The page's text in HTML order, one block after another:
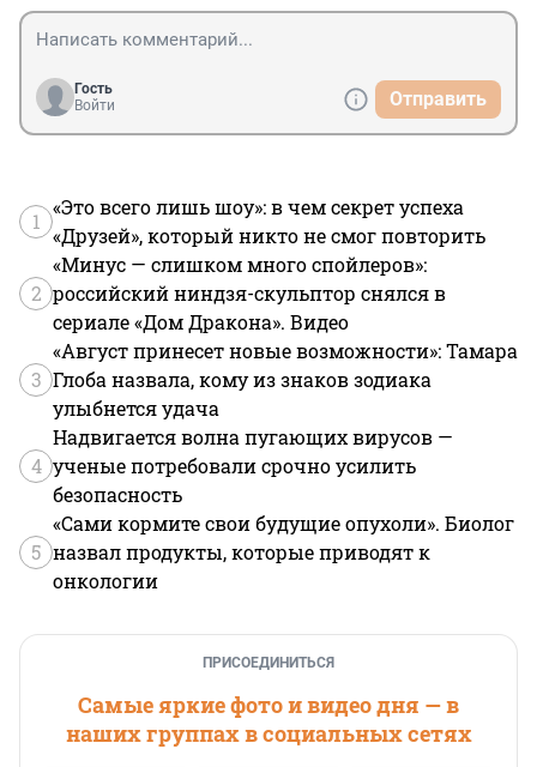
Гость
Войти
Отправить
1
«Это всего лишь шоу»: в чем секрет успеха
«Друзей», который никто не смог повторить
2
«Минус — слишком много спойлеров»:
российский ниндзя-скульптор снялся в
сериале «Дом Дракона». Видео
3
«Август принесет новые возможности»: Тамара
Глоба назвала, кому из знаков зодиака
улыбнется удача
4
Надвигается волна пугающих вирусов —
ученые потребовали срочно усилить
безопасность
5
«Сами кормите свои будущие опухоли». Биолог
назвал продукты, которые приводят к
онкологии
ПРИСОЕДИНИТЬСЯ
Самые яркие фото и видео дня — в
наших группах в социальных сетях